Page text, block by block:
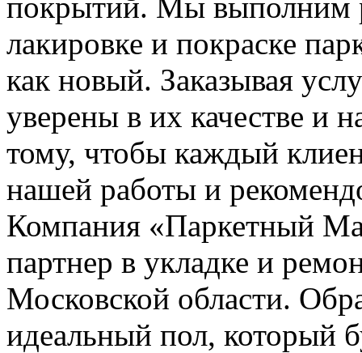
лакировке и покраске
как новый. Заказывая
уверены в их качестве и
тому, чтобы каждый
нашей работы и
Компания «Паркетный
партнер в укладке и
Московской области.
идеальный пол, который